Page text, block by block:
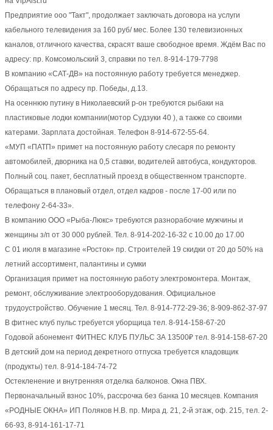
Предприятие ооо "Такт", продолжает заключать договора на услуги
кабельного телевидения за 160 руб/ мес. Более 130 телевизионных
каналов, отличного качества, скрасят ваше свободное время. Ждём Вас по
адресу: пр. Комсомольский 3, справки по тел. 8-914-179-7798
В компанию «САТ-ДВ» на постоянную работу требуется менеджер.
Обращаться по адресу пр. Победы, д.13.
На осеннюю путину в Николаевский р-он требуются рыбаки на
пластиковые лодки компании(мотор Судзуки 40 ), а также со своими
катерами. Зарплата достойная. Телефон 8-914-672-55-64.
«МУП «ПАТП» примет на постоянную работу слесаря по ремонту
автомобилей, дворника на 0,5 ставки, водителей автобуса, кондукторов.
Полный соц. пакет, бесплатный проезд в общественном транспорте.
Обращаться в плановый отдел, отдел кадров - после 17-00 или по
телефону 2-64-33».
В компанию ООО «Рыба-Люкс» требуются разнорабочие мужчины и
женщины з/п от 30 000 рублей. Тел. 8-914-202-16-32 с 10.00 до 17.00
С 01 июля в магазине «Росток» пр. Строителей 19 скидки от 20 до 50% на
летний ассортимент, палантины и сумки
Организация примет на постоянную работу электромонтера. Монтаж,
ремонт, обслуживание электрооборудования. Официальное
трудоустройство. Обучение 1 месяц. Тел. 8-914-772-29-36; 8-909-862-37-97
В фитнес клуб пульс требуется уборщица тел. 8-914-158-67-20
Годовой абонемент ФИТНЕС КЛУБ ПУЛЬС ЗА 13500₽ тел. 8-914-158-67-20
В детский дом на период декретного отпуска требуется кладовщик
(продукты) тел. 8-914-184-74-72
Остекленение и внутренняя отделка балконов. Окна ПВХ.
Первоначальный взнос 10%, рассрочка без банка 10 месяцев. Компания
«РОДНЫЕ ОКНА» ИП Поляков Н.В. пр. Мира д. 21, 2-й этаж, оф. 215, тел. 2-
66-93, 8-914-161-17-71